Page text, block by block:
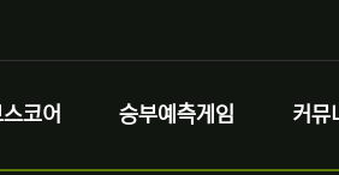
코어 승부예측게임 커뮤